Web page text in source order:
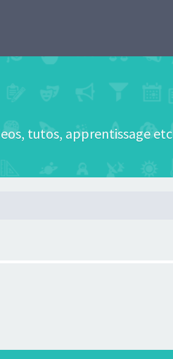
tutos, apprentissage etc